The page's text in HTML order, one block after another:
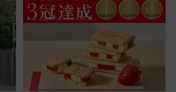
火前に楽しむ仙台観光ルートま
で解説！